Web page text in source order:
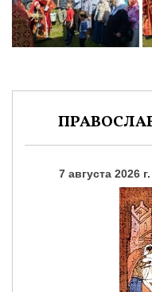
7 августа 2026